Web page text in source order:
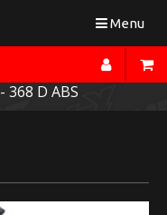
Toggle
Menu
- 368 D ABS